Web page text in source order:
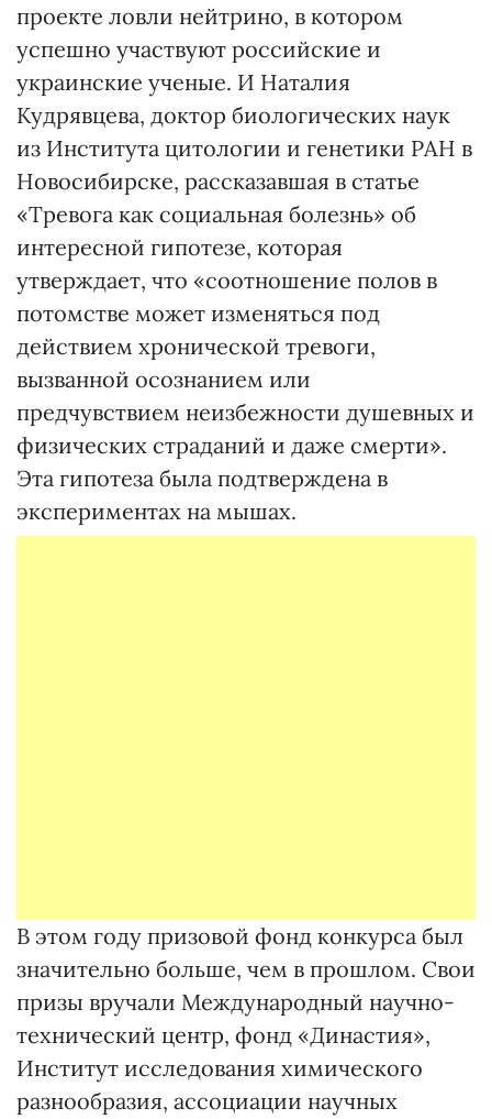
проекте ловли нейтрино, в котором
успешно участвуют российские и
украинские ученые. И Наталия
Кудрявцева, доктор биологических наук
из Института цитологии и генетики РАН в
Новосибирске, рассказавшая в статье
«Тревога как социальная болезнь» об
интересной гипотезе, которая
утверждает, что «соотношение полов в
потомстве может изменяться под
действием хронической тревоги,
вызванной осознанием или
предчувствием неизбежности душевных и
физических страданий и даже смерти».
Эта гипотеза была подтверждена в
экспериментах на мышах.
В этом году призовой фонд конкурса был
значительно больше, чем в прошлом. Свои
призы вручали Международный научно-
технический центр, фонд «Династия»,
Институт исследования химического
разнообразия, ассоциации научных